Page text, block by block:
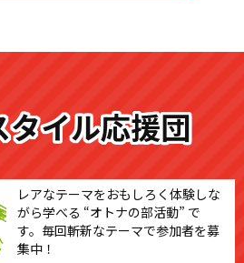
タイル応援団
レアなテーマをおもしろく体験しな
がら学べる “オトナの部活動” で
す。毎回斬新なテーマで参加者を募
集中！